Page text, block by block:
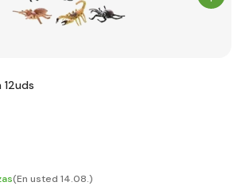
(En usted 14.08.)